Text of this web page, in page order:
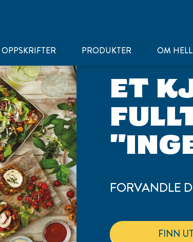
OPPSKRIFTER PRODUKTER OM
ET
FORVANDLE
FINN